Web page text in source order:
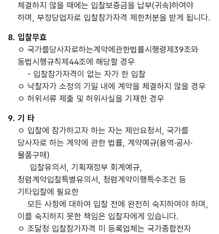
체결하지 않을 때에는 입찰보증금을 납부(귀속)하여야
하며, 부정당업자로 입찰참가자격 제한처분을 받게 됩니다.
8. 입찰무효
ㅇ 국가를당사자로하는계약에관한법률시행령제39조와
동법시행규칙제44조에 해당할 경우
- 입찰참가자격이 없는 자가 한 입찰
ㅇ 낙찰자가 소정의 기일 내에 계약을 체결하지 않을 경우
ㅇ 허위서류 제출 및 허위사실을 기재한 경우
9. 기 타
ㅇ 입찰에 참가하고자 하는 자는 제안요청서, 국가를
당사자로 하는 계약에 관한 법률, 계약예규(용역·공사·
물품구매)
입찰유의서, 기획재정부 회계예규,
청렴계약입찰특별유의서, 청렴계약이행특수조건 등
기타입찰에 필요한
모든 사항에 대하여 입찰 전에 완전히 숙지하여야 하며,
이를 숙지하지 못한 책임은 입찰자에게 있습니다.
ㅇ 조달청 입찰참가자격 미 등록업체는 국가종합전자